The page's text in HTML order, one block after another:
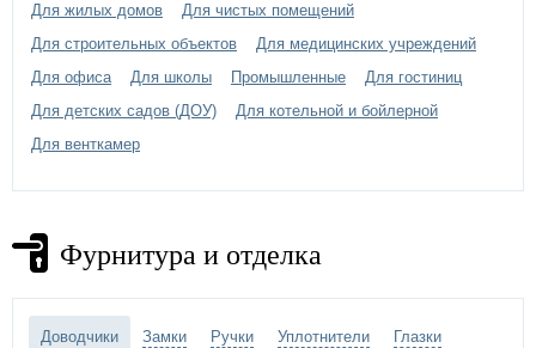
Для жилых домов
Для чистых помещений
Для строительных объектов
Для медицинских учреждений
Для офиса
Для школы Промышленные
Для гостиниц
Для детских садов (ДОУ)
Для котельной и бойлерной
Для венткамер
Фурнитура и отделка
Доводчики Замки Ручки Уплотнители Глазки